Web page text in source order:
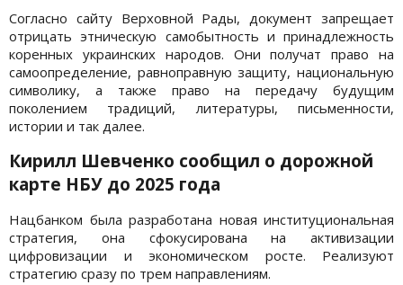
Согласно сайту Верховной Рады, документ запрещает
отрицать этническую самобытность и принадлежность
коренных украинских народов. Они получат право на
самоопределение, равноправную защиту, национальную
символику, а также право на передачу будущим
поколением традиций, литературы, письменности,
истории и так далее.
Кирилл Шевченко сообщил о дорожной
карте НБУ до 2025 года
Нацбанком была разработана новая институциональная
стратегия, она сфокусирована на активизации
цифровизации и экономическом росте. Реализуют
стратегию сразу по трем направлениям.